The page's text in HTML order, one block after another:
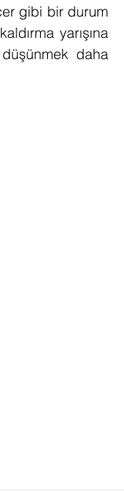
gibi bir durum
yarışına
daha